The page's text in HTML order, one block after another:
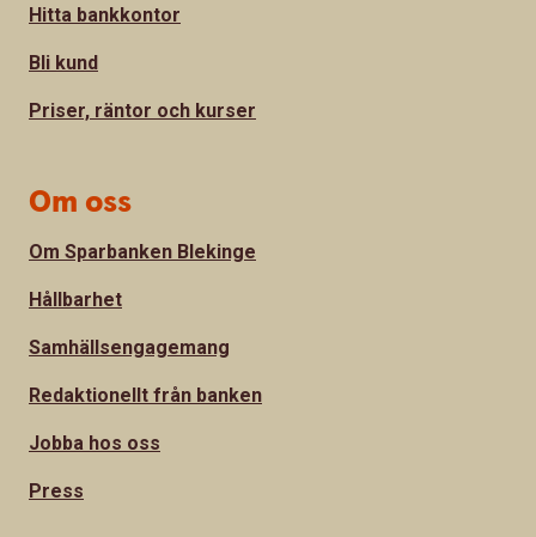
Hitta bankkontor
Bli kund
Priser, räntor och kurser
Om oss
Om Sparbanken Blekinge
Hållbarhet
Samhällsengagemang
Redaktionellt från banken
Jobba hos oss
Press